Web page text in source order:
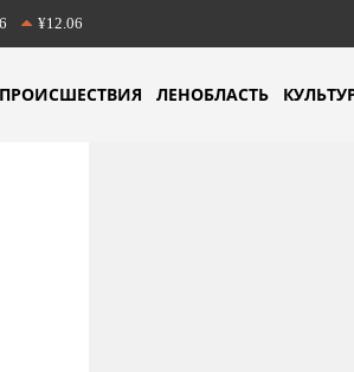
¥12.06
ПРОИСШЕСТВИЯ ЛЕНОБЛАСТЬ